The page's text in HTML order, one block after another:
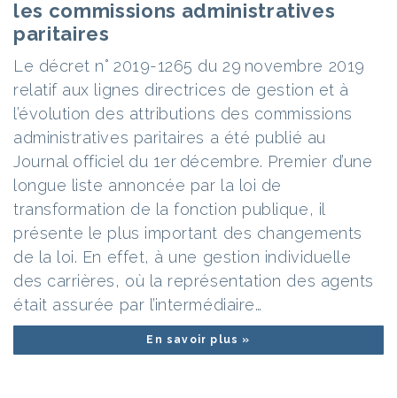
les commissions administratives
paritaires
Le décret n° 2019-1265 du 29 novembre 2019
relatif aux lignes directrices de gestion et à
l’évolution des attributions des commissions
administratives paritaires a été publié au
Journal officiel du 1er décembre. Premier d’une
longue liste annoncée par la loi de
transformation de la fonction publique, il
présente le plus important des changements
de la loi. En effet, à une gestion individuelle
des carrières, où la représentation des agents
était assurée par l’intermédiaire…
En savoir plus »